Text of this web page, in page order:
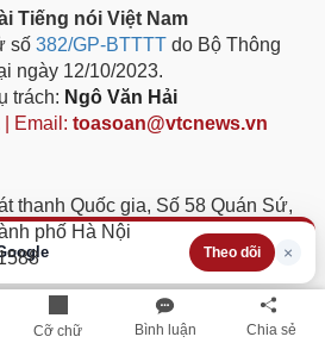
Cỡ chữ Bình luận Chia sẻ
Theo dõi ×
Tiếng nói Việt Nam
số 382/GP-BTTTT do Bộ Thông
ngày 12/10/2023.
trách: Ngô Văn Hải
| Email: toasoan@vtcnews.vn
thanh Quốc gia, Số 58 Quán Sứ,
phố Hà Nội